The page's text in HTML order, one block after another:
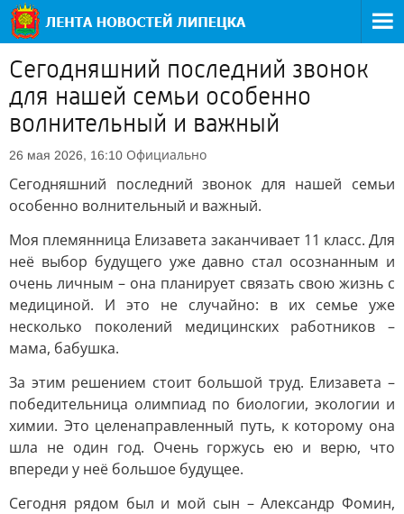
Сегодняшний последний звонок
для нашей семьи особенно
волнительный и важный
26 мая 2026, 16:10 Официально
Сегодняшний последний звонок для нашей семьи
особенно волнительный и важный.
Моя племянница Елизавета заканчивает 11 класс. Для
неё выбор будущего уже давно стал осознанным и
очень личным – она планирует связать свою жизнь с
медициной. И это не случайно: в их семье уже
несколько поколений медицинских работников –
мама, бабушка.
За этим решением стоит большой труд. Елизавета –
победительница олимпиад по биологии, экологии и
химии. Это целенаправленный путь, к которому она
шла не один год. Очень горжусь ею и верю, что
впереди у неё большое будущее.
Сегодня рядом был и мой сын – Александр Фомин,